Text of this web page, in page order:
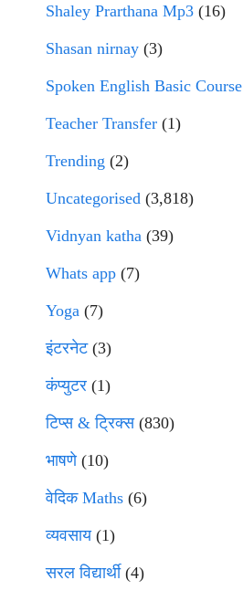
Shaley Prarthana Mp3 (16)
Shasan nirnay (3)
Spoken English Basic Course
Teacher Transfer (1)
Trending (2)
Uncategorised (3,818)
Vidnyan katha (39)
Whats app (7)
Yoga (7)
इंटरनेट(3)
कंप्युटर (1)
टिप्स & ट्रिक्स(830)
भाषणे(10)
वेदिक Maths (6)
व्यवसाय(1)
सरल विद्यार्थी(4)